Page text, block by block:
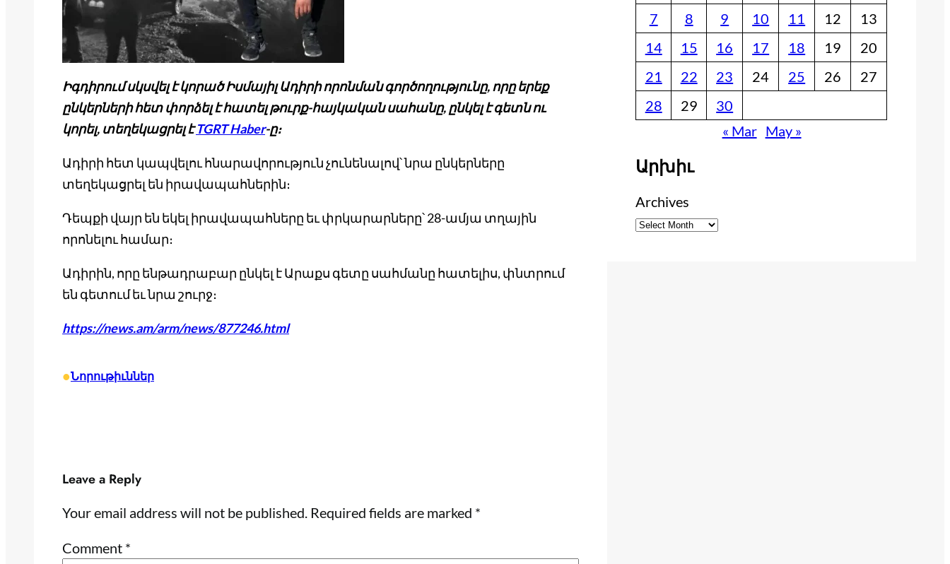
Իգդիրում սկսվել է կորած Իսմայիլ Ադիրի որոնման գործողությունը, որը երեք
ընկերների հետ փորձել է հատել թուրք-հայկական սահանը, ընկել է գետն ու
կորել, տեղեկացրել էTGRT Haber-ը։
Ադիրի հետ կապվելու հնարավորություն չունենալով՝ նրա ընկերները
տեղեկացրել են իրավապահներին։
Դեպքի վայր են եկել իրավապահները եւ փրկարարները՝ 28-ամյա տղային
որոնելու համար։
Ադիրին, որը ենթադրաբար ընկել է Արաքս գետը սահմանը հատելիս, փնտրում
են գետում եւ նրա շուրջ։
https://news.am/arm/news/877246.html
•Նորութիւններ
Leave a Reply
Your email address will not be published. Required fields are marked *
Comment *
7
8 9 10 11 12
13
14
15 16 17 18 19
20
21
22 23 24 25 26
27
28
29
30
« Mar May »
Արխիւ
Archives